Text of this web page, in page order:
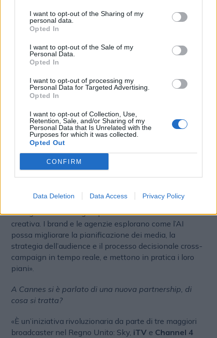
I want to opt-out of the Sharing of my
personal data.
Opted In
I want to opt-out of the Sale of my
Personal Data.
Opted In
I want to opt-out of processing my
Personal Data for Targeted Advertising.
Opted In
I want to opt-out of Collection, Use,
Retention, Sale, and/or Sharing of my
Personal Data that Is Unrelated with the
Purposes for which it was collected.
Opted Out
CONFIRM
Data Deletion Data Access Privacy Policy
«Tre temi mi hanno particolarmente colpito: anzitutto, i
media sono diventati veramente globali, hanno
superato confini e aperto nuove opportunità agli
investitori pubblicitari per raggiungere in modo più
efficiente il pubblico internazionale. Lo showcase di
NBCU a Cannes ha fornito un perfetto esempio ed
evidenziato come la trasmissione statunitense delle
Olimpiadi invernali di Milano-Cortina del 2026sarà
un’occasione imperdibile per gli inserzionisti italiani; in
secondo luogo, i contenuti di qualità e le partnership
restano fondamentali per distinguersi; in un panorama
mediatico frammentato, ambienti affidabili e inventari
di alta qualità, sia in ambito di eventi sportivi globali,
entertainment franchise sia in ecosistemi
programmatici avanzati, sono essenziali per creare
campagne scalabili e di impatto. Infine, l’intelligenza
artificiale che si afferma come vera e propria strategia
pubblicitaria, con numerose applicazioni pratiche che
emergono oltre alla già sperimentata ottimizzazione
creativa. I brand e le agenzie esplorano come l’AI
possa migliorare la pianificazione dei media, la
strategia dell’audience e il processo decisionale cross-
campaign in tempo reale, e mettono in pratica i loro
piani».
A Cannes si è parlato di una nuova partnership, di
cosa si tratta?
«È un’iniziativa rivoluzionaria da parte di tre maggiori
broadcaster nel Regno Unito: Sky, iTVe Channel 4